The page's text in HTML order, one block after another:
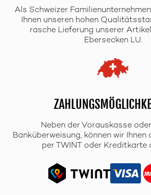
Als Schweizer
Ihnen unseren hohen
rasche Lieferung unserer
Ebersecken LU.
Neben der Vorauskasse
Banküberweisung, können wir Ihnen
per TWINT oder Kreditkarte